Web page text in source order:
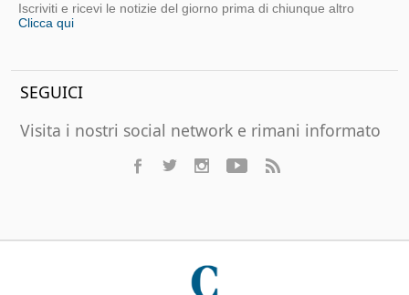
Iscriviti e ricevi le notizie del giorno prima di chiunque altro
Clicca qui
SEGUICI
Visita i nostri social network e rimani informato